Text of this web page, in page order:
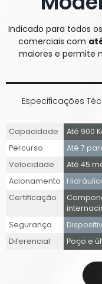
Indicado para todos
comerciais com
maiores e permite
Especificações
Capacidade
Até 900
Percurso
Até 7
Velocidade
Até 45
Acionamento
Certificação
Segurança
Diferencial
Poço e